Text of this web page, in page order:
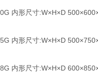
内形尺寸:W×H×D
内形尺寸:W×H×D
内形尺寸:W×H×D